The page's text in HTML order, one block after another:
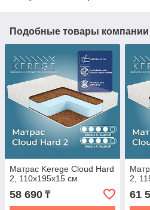
Подобные товары компании
Матрас Kerege Cloud Hard
2, 110x195x15 см
58 690 ₸
2,
61